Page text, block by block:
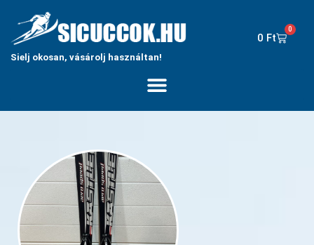
Sielj okosan, vásárolj használtan!
0 Ft
0